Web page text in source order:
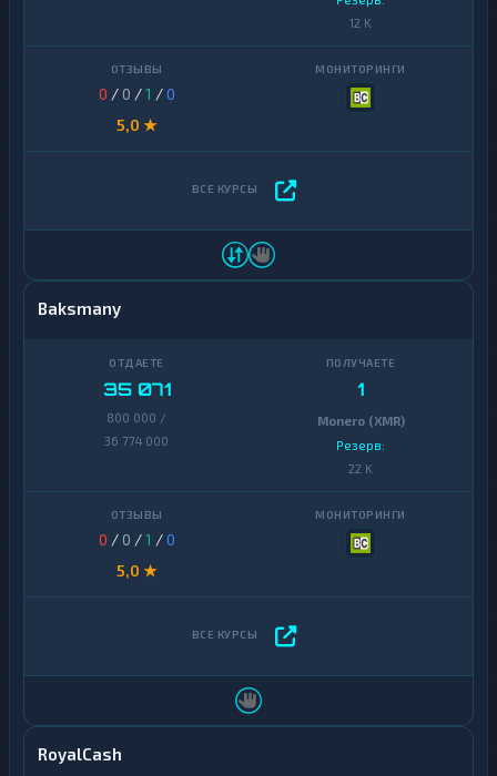
12 K
0 / 0 /1 /0
5,0 ★
Baksmany
35 071
800 000 /
36 774 000
1
Monero (XMR)
Резерв:
22 K
0 / 0 /1 /0
5,0 ★
RoyalCash